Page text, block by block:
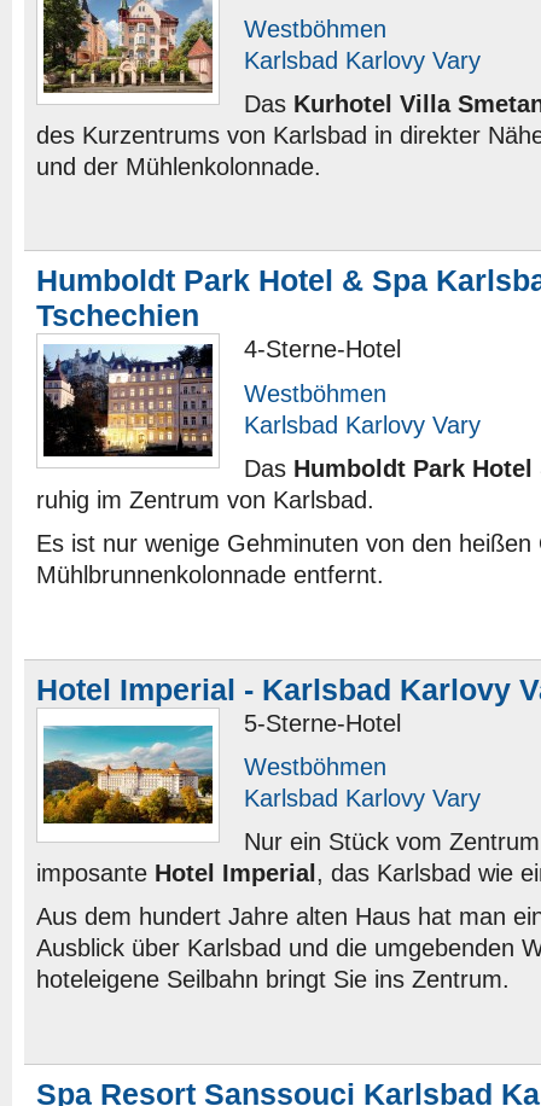
Westböhmen
Karlsbad Karlovy Vary
Das Kurhotel Villa
des Kurzentrums von Karlsbad in direkter
und der Mühlenkolonnade.
Humboldt Park Hotel & Spa
Tschechien
4-Sterne-Hotel
Westböhmen
Karlsbad Karlovy Vary
Das Humboldt Park Hotel
ruhig im Zentrum von Karlsbad.
Es ist nur wenige Gehminuten von den heißen
Mühlbrunnenkolonnade entfernt.
Hotel Imperial - Karlsbad Karlovy
5-Sterne-Hotel
Westböhmen
Karlsbad Karlovy Vary
Nur ein Stück vom
imposante Hotel Imperial , das Karlsbad wie
Aus dem hundert Jahre alten Haus hat man
Ausblick über Karlsbad und die umgebenden
hoteleigene Seilbahn bringt Sie ins Zentrum.
Spa Resort Sanssouci Karlsbad